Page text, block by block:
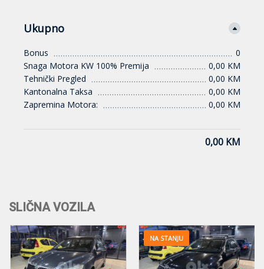
Ukupno
Bonus
0
Snaga Motora KW 100% Premija
0,00 KM
Tehnički Pregled
0,00 KM
Kantonalna Taksa
0,00 KM
Zapremina Motora:
0,00 KM
0,00 KM
SLIČNA VOZILA
NA STANJU